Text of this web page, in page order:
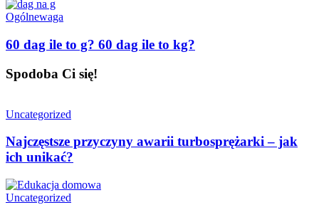
Ogólnewaga
60 dag ile to g? 60 dag ile to kg?
Spodoba Ci się!
Uncategorized
Najczęstsze przyczyny awarii turbosprężarki – jak
ich unikać?
Uncategorized